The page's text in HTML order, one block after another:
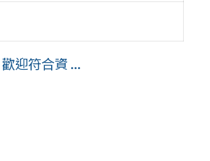
迎符合資 ...